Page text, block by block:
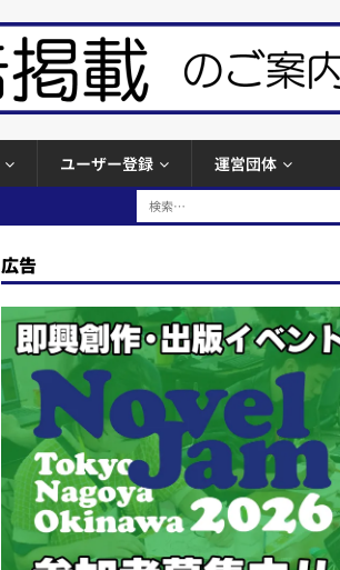
ユーザー登録 運営団体
広告